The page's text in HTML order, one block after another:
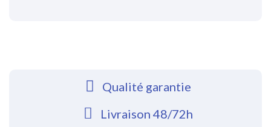
Qualité garantie
Livraison 48/72h